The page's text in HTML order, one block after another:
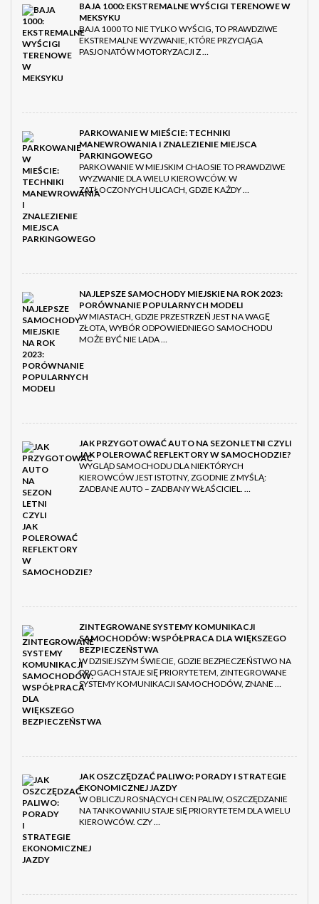
BAJA 1000: EKSTREMALNE WYŚCIGI TERENOWE W
MEKSYKU
BAJA 1000 TO NIE TYLKO WYŚCIG, TO PRAWDZIWE
EKSTREMALNE WYZWANIE, KTÓRE PRZYCIĄGA
PASJONATÓW MOTORYZACJI Z …
PARKOWANIE W MIEŚCIE: TECHNIKI
MANEWROWANIA I ZNALEZIENIE MIEJSCA
PARKINGOWEGO
PARKOWANIE W MIEJSKIM CHAOSIE TO PRAWDZIWE
WYZWANIE DLA WIELU KIEROWCÓW. W
ZATŁOCZONYCH ULICACH, GDZIE KAŻDY …
NAJLEPSZE SAMOCHODY MIEJSKIE NA ROK 2023:
PORÓWNANIE POPULARNYCH MODELI
W MIASTACH, GDZIE PRZESTRZEŃ JEST NA WAGĘ
ZŁOTA, WYBÓR ODPOWIEDNIEGO SAMOCHODU
MOŻE BYĆ NIE LADA …
JAK PRZYGOTOWAĆ AUTO NA SEZON LETNI CZYLI
JAK POLEROWAĆ REFLEKTORY W SAMOCHODZIE?
WYGLĄD SAMOCHODU DLA NIEKTÓRYCH
KIEROWCÓW JEST ISTOTNY, ZGODNIE Z MYŚLĄ:
ZADBANE AUTO – ZADBANY WŁAŚCICIEL. …
ZINTEGROWANE SYSTEMY KOMUNIKACJI
SAMOCHODÓW: WSPÓŁPRACA DLA WIĘKSZEGO
BEZPIECZEŃSTWA
W DZISIEJSZYM ŚWIECIE, GDZIE BEZPIECZEŃSTWO NA
DROGACH STAJE SIĘ PRIORYTETEM, ZINTEGROWANE
SYSTEMY KOMUNIKACJI SAMOCHODÓW, ZNANE …
JAK OSZCZĘDZAĆ PALIWO: PORADY I STRATEGIE
EKONOMICZNEJ JAZDY
W OBLICZU ROSNĄCYCH CEN PALIW, OSZCZĘDZANIE
NA TANKOWANIU STAJE SIĘ PRIORYTETEM DLA WIELU
KIEROWCÓW. CZY …